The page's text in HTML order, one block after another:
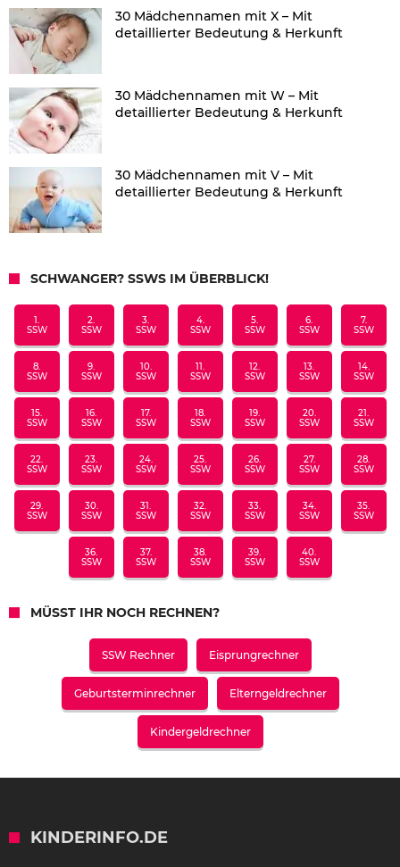
30 Mädchennamen mit X – Mit
detaillierter Bedeutung & Herkunft
30 Mädchennamen mit W – Mit
detaillierter Bedeutung & Herkunft
30 Mädchennamen mit V – Mit
detaillierter Bedeutung & Herkunft
SCHWANGER? SSWS IM ÜBERBLICK!
1.
SSW
2.
SSW
3.
SSW
4.
SSW
5.
SSW
6.
SSW
7.
SSW
8.
SSW
9.
SSW
10.
SSW
11.
SSW
12.
SSW
13.
SSW
14.
SSW
15.
SSW
16.
SSW
17.
SSW
18.
SSW
19.
SSW
20.
SSW
21.
SSW
22.
SSW
23.
SSW
24.
SSW
25.
SSW
26.
SSW
27.
SSW
28.
SSW
29.
SSW
30.
SSW
31.
SSW
32.
SSW
33.
SSW
34.
SSW
35.
SSW
36.
SSW
37.
SSW
38.
SSW
39.
SSW
40.
SSW
MÜSST IHR NOCH RECHNEN?
SSW Rechner Eisprungrechner
Geburtsterminrechner Elterngeldrechner
Kindergeldrechner
KINDERINFO.DE